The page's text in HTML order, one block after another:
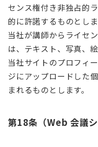
センス権付き非独占的
的に許諾するものとし
当社が講師からライセ
は、テキスト、写真、
当社サイトのプロフィ
ジにアップロードした
まれるものとします。
第18条（Web 会議シ